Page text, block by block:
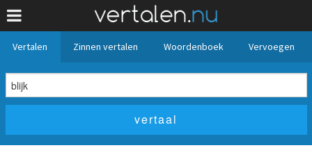
Vertalen Zinnen vertalen Woordenboek Vervoegen